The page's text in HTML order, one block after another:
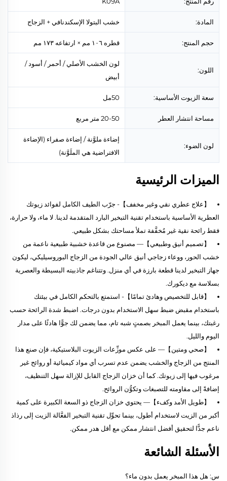
المادة: خشب البتولا الإسكندنافي + الزجاج
حجم المنتج: قطره ١٠٦ مم × ارتفاعه ١٧٣ مم
اللون:
لون الخشب الأصلي / أحمر / أسود /
أبيض
سعة الزيوت الأساسية: 50مل
مساحة انتشار العطر 20-50 متر مربع
لون الضوء:
إضاءة ملوَّنة / إضاءة صفراء (الإضاءة
الافتراضية هي الملَوَّنة)
الميزات الرئيسية
【علاج عطري نقي وغير مخفف】- جرّب الطيف الكامل لفوائد زيوتك
العطرية الأساسية باستخدام تقنية التبخير البارد المتقدمة لدينا. لا ماء، ولا حرارة،
فقط رائحة نقية غير مُخفَّفة تملأ مساحتك بشكل طبيعي.
【تصميم أنيق وطبيعي】— مصنوع من قاعدة خشبية طبيعية ناعمة من
خشب الحور، ووعاء زجاجي أنيق عالي الجودة من الزجاج البوروسيليكي، ليكون
جهاز التبخير لدينا قطعة بارزة في أي منزل. وتتناغم جاذبيته البسيطة والعصرية
بسلاسة مع ديكورك.
【قابل للتخصيص وهادئ تمامًا】- استمتع بالتحكم الكامل في بيئتك
باستخدام مقبض ضبط سهل الاستخدام بدون درجات. اضبط شدة الرائحة حسب
رغبتك، بينما يعمل المبخر بصمتٍ شبه تام، مما يضمن لك جوًّا هادئًا على مدار
اليوم والليل.
【صحي ومتين】— على عكس موزِّعات الزيوت البلاستيكية، فإن صنع هذا
المنتج من الزجاج والخشب يضمن عدم تسرب أي مواد كيميائية أو روائح غير
مرغوب فيها إلى زيوتك. كما أن خزان الزجاج القابل للإزالة سهل التنظيف،
إضافةً إلى مقاومته للتصبغات وتكوُّن الروائح.
【طويل الأمد وكفء】— يحتوي خزان الزجاج ذو السعة الكبيرة على كمية
أكبر من الزيت لاستخدام أطول، بينما تحوِّل تقنية التبخير الفعَّالة الزيت إلى رذاذ
ناعم جدًّا لتحقيق أفضل انتشار ممكن مع أقل هدر ممكن.
الأسئلة الشائعة
س: هل هذا المبخر يعمل بدون ماء؟